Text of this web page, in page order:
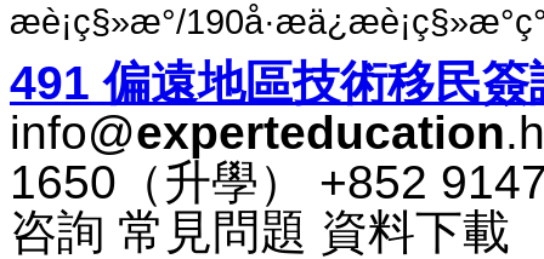
æè¡ç§»æ°/
491 偏​遠地​區​技術​移民​簽​
info@experteducation
1650​（​升​學​） +852
咨​詢 常​見​問題 資料​下​載